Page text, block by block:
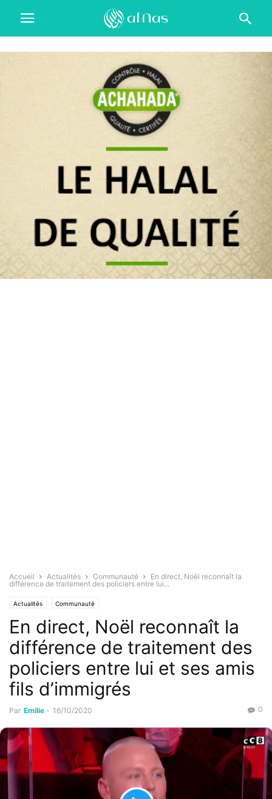
Accueil Actualités Communauté
En direct, Noël reconnaît la
différence de traitement des policiers entre lui...
Actualités Communauté
En direct, Noël reconnaît la
différence de traitement des
policiers entre lui et ses amis
fils d’immigrés
Par Emilie - 16/10/2020 0